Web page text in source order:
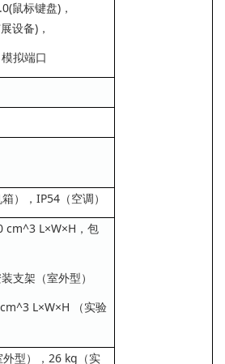
鼠标键盘)，
设备)，
拟端口
），IP54（空调）
cm^3 L×W×H，包
支架（室外型）
L×W×H （实验
型），26 kg（实